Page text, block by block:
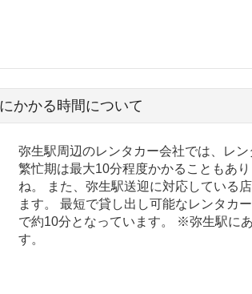
かかる時間について
弥生駅周辺のレンタカー会社では、レ
繁忙期は最大10分程度かかることもあ
ね。 また、弥生駅送迎に対応している
ます。 最短で貸し出し可能なレンタカ
で約10分となっています。 ※弥生駅に
す。